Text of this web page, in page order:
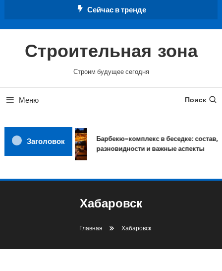
Сейчас в тренде
Строительная зона
Строим будущее сегодня
Меню Поиск
Заголовок
Барбекю-комплекс в беседке: состав,
разновидности и важные аспекты
Хабаровск
Главная Хабаровск